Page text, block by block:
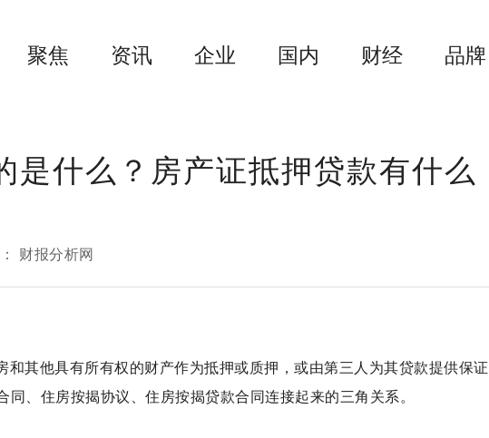
聚焦 资讯 企业 国内 财经 品牌
是什么？房产证抵押贷款有什么
财报分析网
和其他具有所有权的财产作为抵押或质押，或由第三人为其贷款提供保证
、住房按揭协议、住房按揭贷款合同连接起来的三角关系。